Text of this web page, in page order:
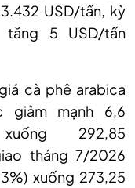
USD/tấn, kỳ
5 USD/tấn
cà phê arabica
mạnh 6,6
292,85
tháng 7/2026
xuống 273,25